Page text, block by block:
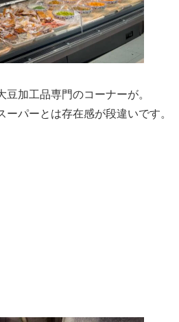
加工品専門のコーナーが。
パーとは存在感が段違いです。